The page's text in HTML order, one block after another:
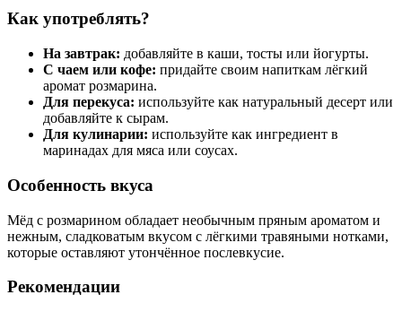
Как употреблять?
На завтрак: добавляйте в каши, тосты или йогурты.
С чаем или кофе: придайте своим напиткам лёгкий
аромат розмарина.
Для перекуса: используйте как натуральный десерт или
добавляйте к сырам.
Для кулинарии: используйте как ингредиент в
маринадах для мяса или соусах.
Особенность вкуса
Мёд с розмарином обладает необычным пряным ароматом и
нежным, сладковатым вкусом с лёгкими травяными нотками,
которые оставляют утончённое послевкусие.
Рекомендации